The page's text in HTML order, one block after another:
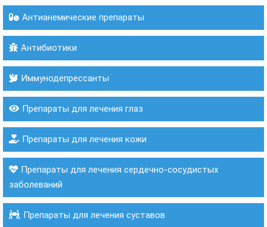
Антианемические препараты
Антибиотики
Иммунодепрессанты
Препараты для лечения глаз
Препараты для лечения кожи
Препараты для лечения сердечно-сосудистых
заболеваний
Препараты для лечения суставов